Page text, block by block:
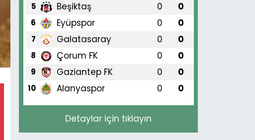
5 Beşiktaş 0 0
6 Eyüpspor 0 0
7 Galatasaray 0 0
8 Çorum FK 0 0
9 Gaziantep FK 0 0
10 Alanyaspor 0 0
Detaylar için tıklayın